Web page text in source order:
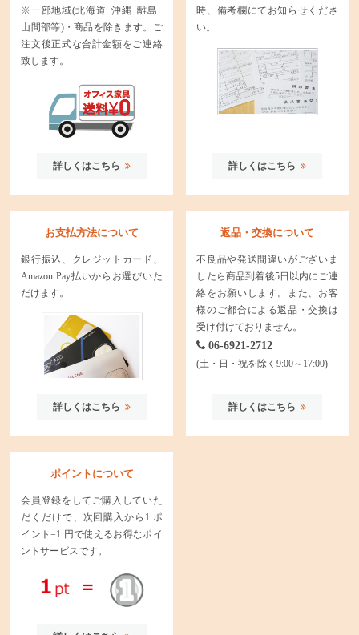
※一部地域(北海道･沖縄･離島･
山間部等)・商品を除きます。ご
注文後正式な合計金額をご連絡
致します。
詳しくはこちら
時、備考欄にてお知らせくださ
い。
詳しくはこちら
お支払方法について
銀行振込、クレジットカード、
Amazon Pay払いからお選びいた
だけます。
詳しくはこちら
返品・交換について
不良品や発送間違いがございま
したら商品到着後5日以内にご連
絡をお願いします。また、お客
様のご都合による返品・交換は
受け付けておりません。
06-6921-2712
(土・日・祝を除く9:00～17:00)
詳しくはこちら
ポイントについて
会員登録をしてご購入していた
だくだけで、次回購入から1 ポ
イント=1 円で使えるお得なポイ
ントサービスです。